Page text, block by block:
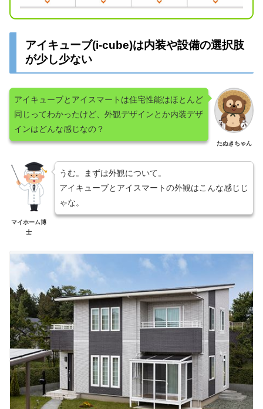
アイキューブ(i-cube)は内装や設備の選択肢
が少し少ない
たぬきちゃん
アイキューブとアイスマートは住宅性能はほとんど
同じってわかったけど、外観デザインとか内装デザ
インはどんな感じなの？
マイホーム博
士
うむ。まずは外観について。
アイキューブとアイスマートの外観はこんな感じじ
ゃな。